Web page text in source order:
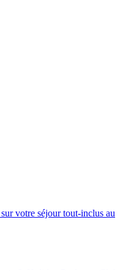
votre séjour tout-inclus au